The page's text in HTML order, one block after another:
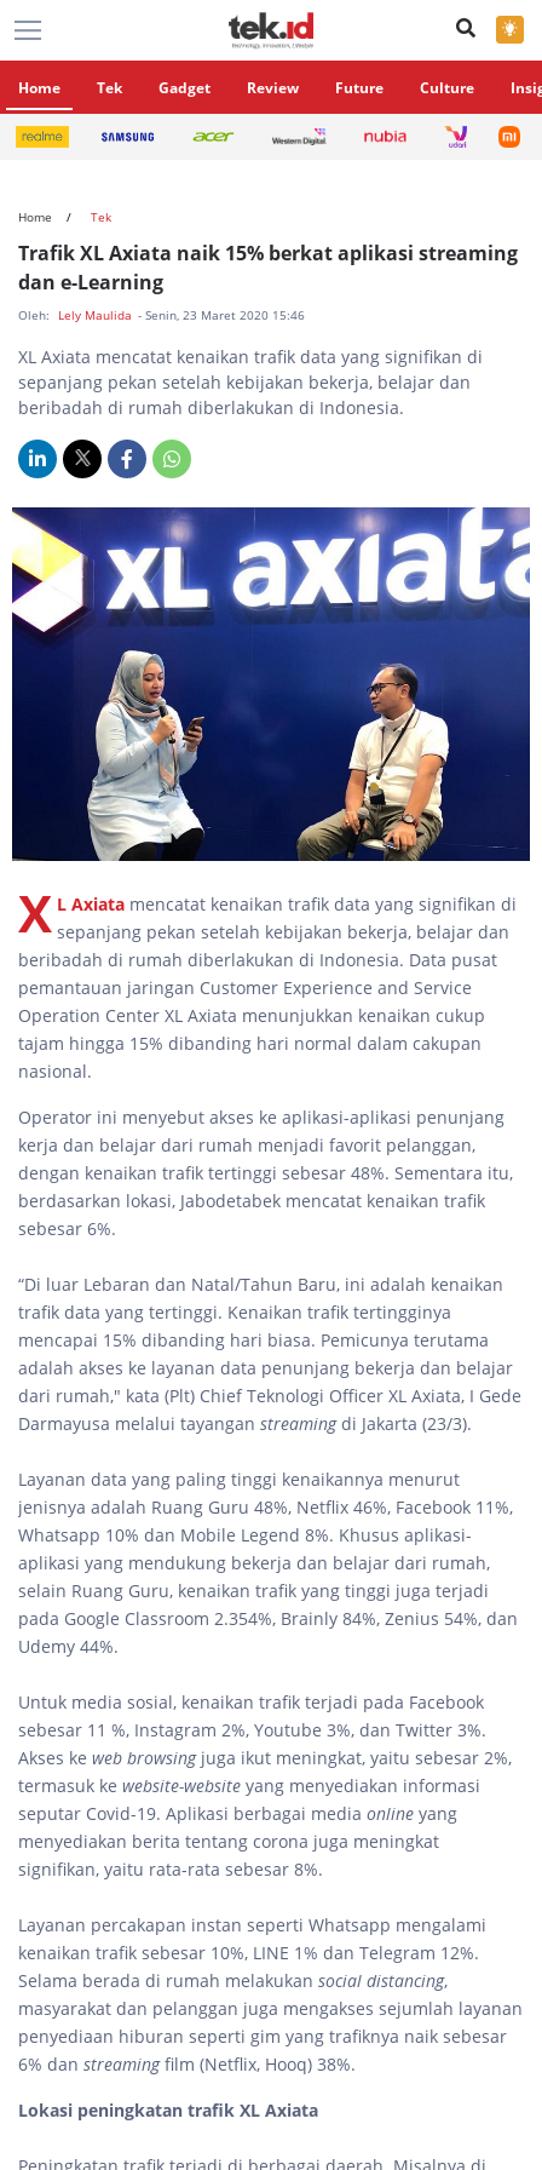
×
Home Tek Gadget Review Future Culture
Home Tek
Trafik XL Axiata naik 15% berkat aplikasi streaming
dan e-Learning
Oleh: Lely Maulida - Senin, 23 Maret 2020 15:46
XL Axiata mencatat kenaikan trafik data yang signifikan di
sepanjang pekan setelah kebijakan bekerja, belajar dan
beribadah di rumah diberlakukan di Indonesia.
X L Axiata mencatat kenaikan trafik data yang signifikan di
sepanjang pekan setelah kebijakan bekerja, belajar dan
beribadah di rumah diberlakukan di Indonesia. Data pusat
pemantauan jaringan Customer Experience and Service
Operation Center XL Axiata menunjukkan kenaikan cukup
tajam hingga 15% dibanding hari normal dalam cakupan
nasional.
Operator ini menyebut akses ke aplikasi-aplikasi penunjang
kerja dan belajar dari rumah menjadi favorit pelanggan,
dengan kenaikan trafik tertinggi sebesar 48%. Sementara itu,
berdasarkan lokasi, Jabodetabek mencatat kenaikan trafik
sebesar 6%.
“Di luar Lebaran dan Natal/Tahun Baru, ini adalah kenaikan
trafik data yang tertinggi. Kenaikan trafik tertingginya
mencapai 15% dibanding hari biasa. Pemicunya terutama
adalah akses ke layanan data penunjang bekerja dan belajar
dari rumah," kata (Plt) Chief Teknologi Officer XL Axiata, I Gede
Darmayusa melalui tayangan streamingdi Jakarta (23/3).
Layanan data yang paling tinggi kenaikannya menurut
jenisnya adalah Ruang Guru 48%, Netflix 46%, Facebook 11%,
Whatsapp 10% dan Mobile Legend 8%. Khusus aplikasi-
aplikasi yang mendukung bekerja dan belajar dari rumah,
selain Ruang Guru, kenaikan trafik yang tinggi juga terjadi
pada Google Classroom 2.354%, Brainly 84%, Zenius 54%, dan
Udemy 44%.
Untuk media sosial, kenaikan trafik terjadi pada Facebook
sebesar 11 %, Instagram 2%, Youtube 3%, dan Twitter 3%.
Akses ke web browsingjuga ikut meningkat, yaitu sebesar 2%,
termasuk ke website-website yang menyediakan informasi
seputar Covid-19. Aplikasi berbagai media online yang
menyediakan berita tentang corona juga meningkat
signifikan, yaitu rata-rata sebesar 8%.
Layanan percakapan instan seperti Whatsapp mengalami
kenaikan trafik sebesar 10%, LINE 1% dan Telegram 12%.
Selama berada di rumah melakukan social distancing,
masyarakat dan pelanggan juga mengakses sejumlah layanan
penyediaan hiburan seperti gim yang trafiknya naik sebesar
6% dan streamingfilm (Netflix, Hooq) 38%.
Lokasi peningkatan trafik XL Axiata
Peningkatan trafik terjadi di berbagai daerah. Misalnya di